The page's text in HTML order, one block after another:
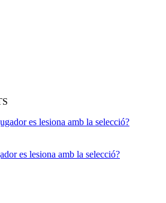
es lesiona amb la selecció?